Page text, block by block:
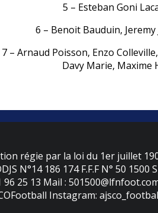
5 – Esteban Goni
6 – Benoit Bauduin,
7 – Arnaud Poisson, Enzo
Davy Marie, Maxime
régie par la loi du 1er juillet
N°14 186 174 F.F.F N° 50 1500
96 25 13 Mail :
Instagram: